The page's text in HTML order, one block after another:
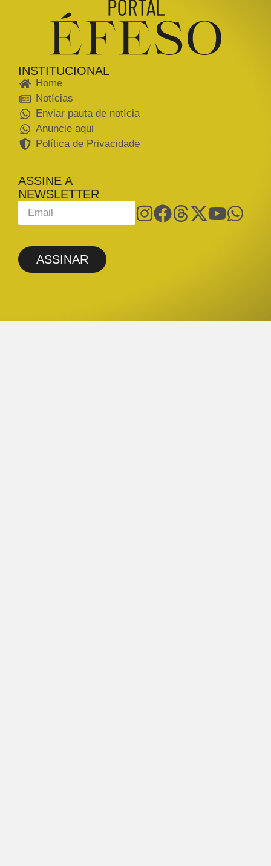
INSTITUCIONAL
Home
Notícias
Enviar pauta de notícia
Anuncie aqui
Política de Privacidade
ASSINE A
NEWSLETTER
ASSINAR